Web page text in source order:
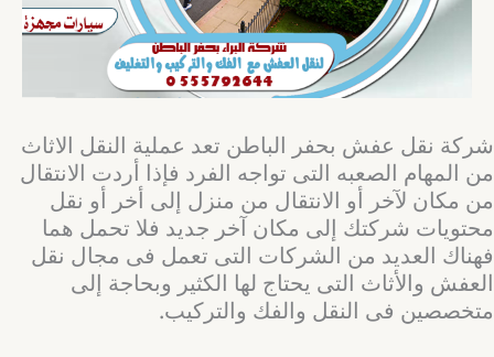
شركة نقل عفش بحفر الباطن تعد عملية النقل الاثاث
من المهام الصعبه التى تواجه الفرد فإذا أردت الانتقال
من مكان لآخر أو الانتقال من منزل إلى أخر أو نقل
محتويات شركتك إلى مكان آخر جديد فلا تحمل هما
فهناك العديد من الشركات التى تعمل فى مجال نقل
العفش والأثاث التى يحتاج لها الكثير وبحاجة إلى
متخصصين فى النقل والفك والتركيب.